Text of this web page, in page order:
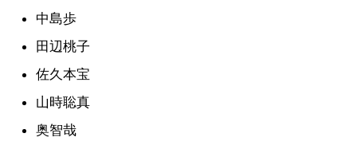
中島歩
田辺桃子
佐久本宝
山時聡真
奥智哉